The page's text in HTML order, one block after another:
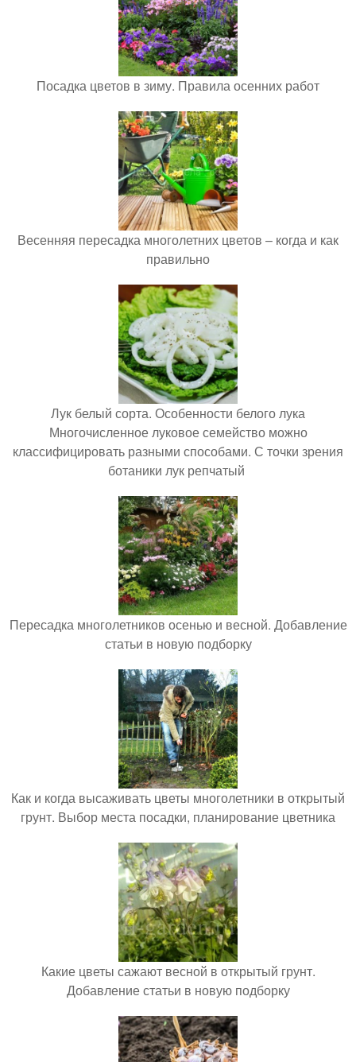
Посадка цветов в зиму. Правила осенних работ
Весенняя пересадка многолетних цветов – когда и как
правильно
Лук белый сорта. Особенности белого лука
Многочисленное луковое семейство можно
классифицировать разными способами. С точки зрения
ботаники лук репчатый
Пересадка многолетников осенью и весной. Добавление
статьи в новую подборку
Как и когда высаживать цветы многолетники в открытый
грунт. Выбор места посадки, планирование цветника
Какие цветы сажают весной в открытый грунт.
Добавление статьи в новую подборку